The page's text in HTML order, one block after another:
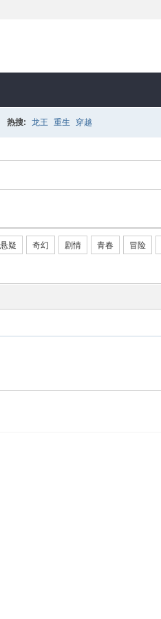
热搜: 龙王 重生 穿越
悬疑 奇幻 剧情 青春 冒险